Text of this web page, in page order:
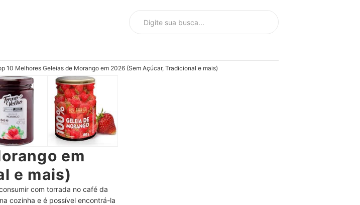
10 Melhores Geleias de Morango em 2026 (Sem Açúcar, Tradicional e mais)
em
e mais)
com torrada no café da
cozinha e é possível encontrá-la